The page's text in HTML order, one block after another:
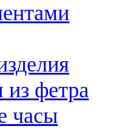
фетра
часы